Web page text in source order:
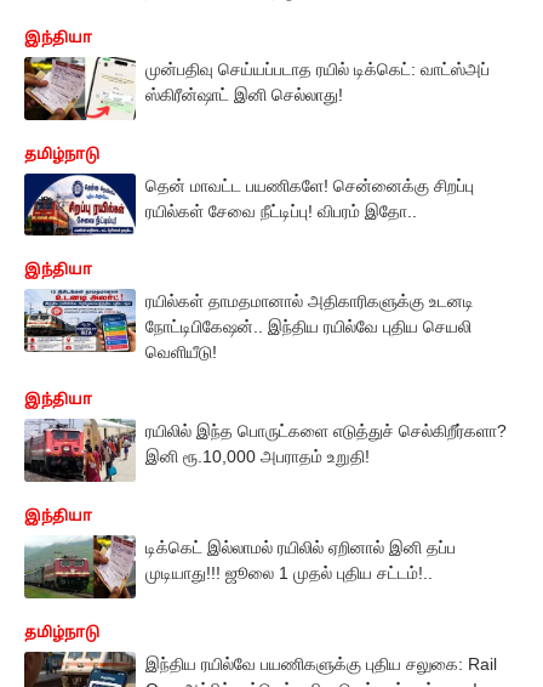
இந்தியா
முன்பதிவு செய்யப்படாத ரயில் டிக்கெட்: வாட்ஸ்அப்
ஸ்கிரீன்ஷாட் இனி செல்லாது!
தமிழ்நாடு
தென் மாவட்ட பயணிகளே! சென்னைக்கு சிறப்பு
ரயில்கள் சேவை நீட்டிப்பு! விபரம் இதோ..
இந்தியா
ரயில்கள் தாமதமானால் அதிகாரிகளுக்கு உடனடி
நோட்டிபிகேஷன்.. இந்திய ரயில்வே புதிய செயலி
வெளியீடு!
இந்தியா
ரயிலில் இந்த பொருட்களை எடுத்துச் செல்கிறீர்களா?
இனி ரூ.10,000 அபராதம் உறுதி!
இந்தியா
டிக்கெட் இல்லாமல் ரயிலில் ஏறினால் இனி தப்ப
முடியாது!!! ஜூலை 1 முதல் புதிய சட்டம்!..
தமிழ்நாடு
இந்திய ரயில்வே பயணிகளுக்கு புதிய சலுகை: Rail